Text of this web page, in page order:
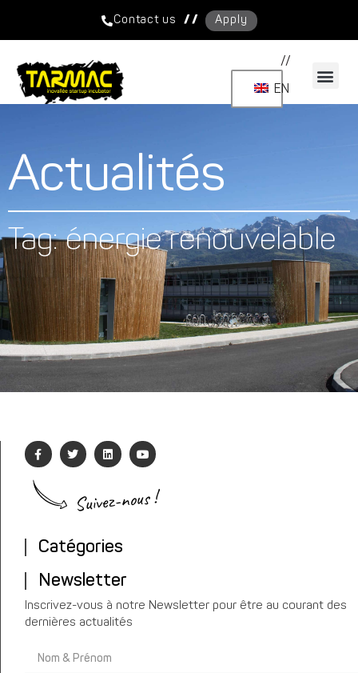
Contact us / / Apply
//
EN
Actualités
Tag: énergie renouvelable
Suivez-nous !
Catégories
Newsletter
Inscrivez-vous à notre Newsletter pour être au courant des
dernières actualités